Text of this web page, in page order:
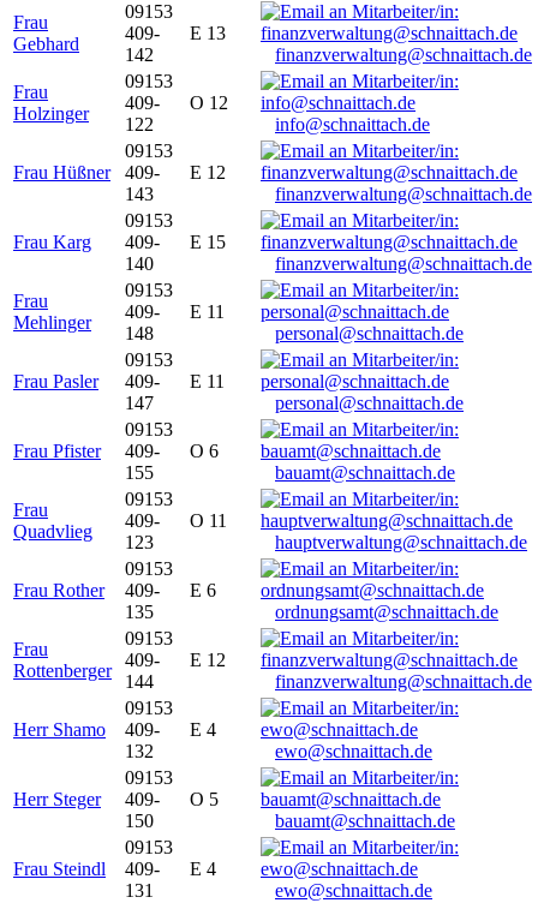
Frau
Gebhard
09153
409-
142
E 13
finanzverwaltung@schnaittach.de
Frau
Holzinger
09153
409-
122
O 12
info@schnaittach.de
Frau Hüßner
09153
409-
143
E 12
finanzverwaltung@schnaittach.de
Frau Karg
09153
409-
140
E 15
finanzverwaltung@schnaittach.de
Frau
Mehlinger
09153
409-
148
E 11
personal@schnaittach.de
Frau Pasler
09153
409-
147
E 11
personal@schnaittach.de
Frau Pfister
09153
409-
155
O 6
bauamt@schnaittach.de
Frau
Quadvlieg
09153
409-
123
O 11
hauptverwaltung@schnaittach.de
Frau Rother
09153
409-
135
E 6
ordnungsamt@schnaittach.de
Frau
Rottenberger
09153
409-
144
E 12
finanzverwaltung@schnaittach.de
Herr Shamo
09153
409-
132
E 4
ewo@schnaittach.de
Herr Steger
09153
409-
150
O 5
bauamt@schnaittach.de
Frau Steindl
09153
409-
131
E 4
ewo@schnaittach.de